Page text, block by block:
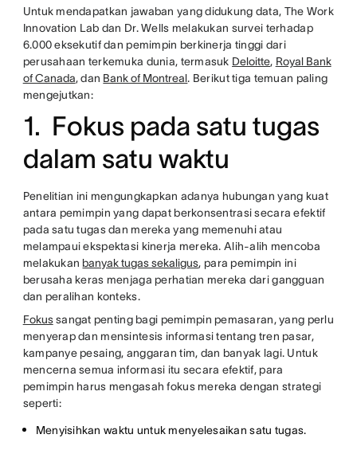
Untuk mendapatkan jawaban yang didukung data, The Work
Innovation Lab dan Dr. Wells melakukan survei terhadap
6.000 eksekutif dan pemimpin berkinerja tinggi dari
perusahaan terkemuka dunia, termasuk Deloitte, Royal Bank
of Canada, dan Bank of Montreal. Berikut tiga temuan paling
mengejutkan:
1. Fokus pada satu tugas
dalam satu waktu
Penelitian ini mengungkapkan adanya hubungan yang kuat
antara pemimpin yang dapat berkonsentrasi secara efektif
pada satu tugas dan mereka yang memenuhi atau
melampaui ekspektasi kinerja mereka. Alih-alih mencoba
melakukan banyak tugas sekaligus, para pemimpin ini
berusaha keras menjaga perhatian mereka dari gangguan
dan peralihan konteks.
Fokussangat penting bagi pemimpin pemasaran, yang perlu
menyerap dan mensintesis informasi tentang tren pasar,
kampanye pesaing, anggaran tim, dan banyak lagi. Untuk
mencerna semua informasi itu secara efektif, para
pemimpin harus mengasah fokus mereka dengan strategi
seperti:
Menyisihkan waktu untuk menyelesaikan satu tugas.